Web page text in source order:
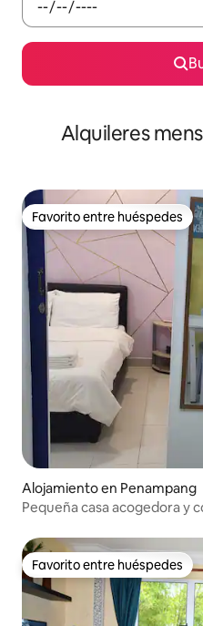
Alquileres
Favorito entre huéspedes
Favorito entre huéspedes
Alojamiento en Penampang
Pequeña casa acogedora y
Favorito entre huéspedes
Favorito entre huéspedes